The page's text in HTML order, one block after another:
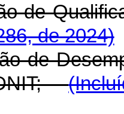
de
de 2024)
de